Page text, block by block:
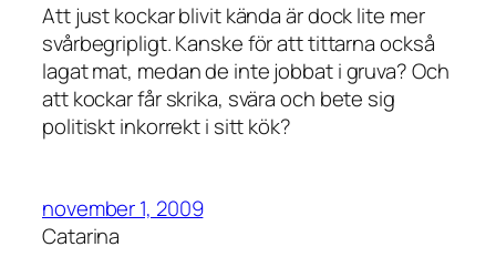
Att just kockar blivit kända är dock lite mer
svårbegripligt. Kanske för att tittarna också
lagat mat, medan de inte jobbat i gruva? Och
att kockar får skrika, svära och bete sig
politiskt inkorrekt i sitt kök?
november 1, 2009
Catarina